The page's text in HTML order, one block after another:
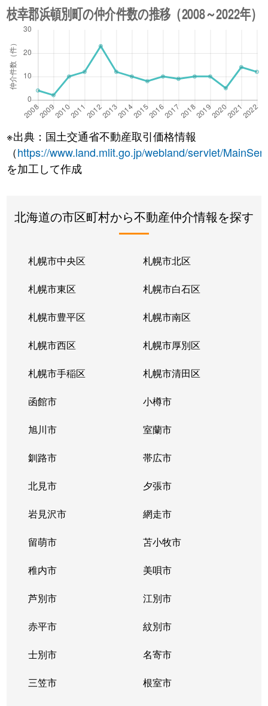
※出典：国土交通省不動産取引価格情報
（https://www.land.mlit.go.jp/webland/servlet/
を加工して作成
北海道の市区町村から不動産仲介情報を探す
札幌市中央区 札幌市北区
札幌市東区 札幌市白石区
札幌市豊平区 札幌市南区
札幌市西区 札幌市厚別区
札幌市手稲区 札幌市清田区
函館市 小樽市
旭川市 室蘭市
釧路市 帯広市
北見市 夕張市
岩見沢市 網走市
留萌市 苫小牧市
稚内市 美唄市
芦別市 江別市
赤平市 紋別市
士別市 名寄市
三笠市 根室市